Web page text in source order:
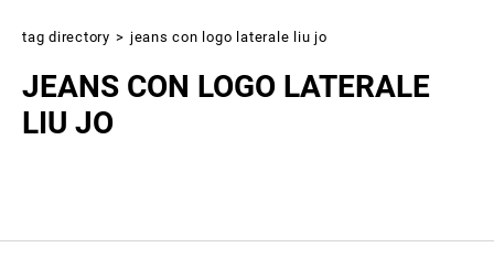
tag directory > jeans con logo laterale liu jo
JEANS CON LOGO LATERALE
LIU JO
Iscriviti alla newsletter